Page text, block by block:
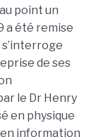
point un
a été remise
de ses
le Dr Henry
en physique
information